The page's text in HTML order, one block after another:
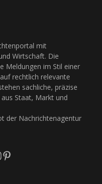
mit
Wirtschaft. Die
Meldungen im Stil einer
rechtlich relevante
sachliche, präzise
Staat, Markt und
der Nachrichtenagentur